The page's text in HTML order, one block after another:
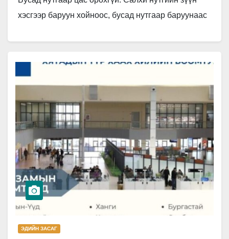
хэсгээр баруун хойноос, бусад нутгаар баруунаас
ЭДИЙН ЗАСАГ